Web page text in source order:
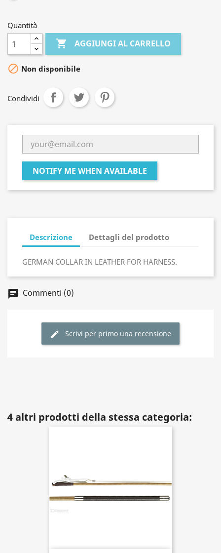
Quantità
 AGGIUNGI AL CARRELLO
 Non disponibile
Condividi
NOTIFY ME WHEN AVAILABLE
Descrizione Dettagli del prodotto
GERMAN COLLAR IN LEATHER FOR HARNESS.
Commenti (0)
Scrivi per primo una recensione
4 altri prodotti della stessa categoria: